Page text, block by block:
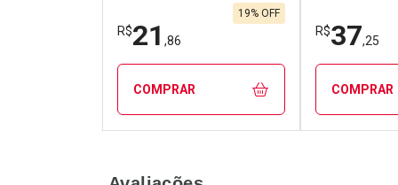
Por R$ 60,97/cada
Por R$ 60,97/cada
Por R$
Por R$
R$21 ,86
19% OFF
COMPRAR
R$37,25
COMPRAR